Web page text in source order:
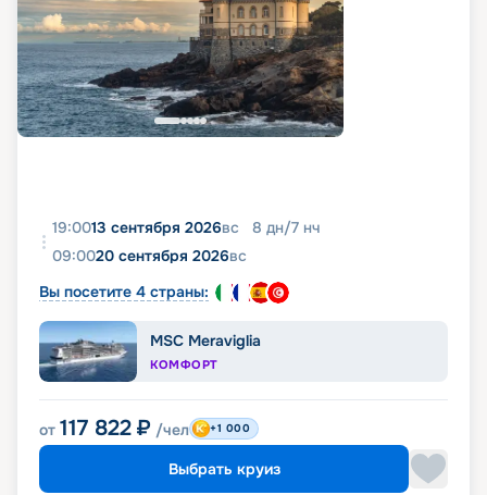
19:0013 сентября 2026вс 8 дн/7 нч
09:0020 сентября 2026вс
Вы посетите 4 страны:
MSC Meraviglia
КОМФОРТ
от 117 822 ₽ /чел +1 000
Выбрать круиз